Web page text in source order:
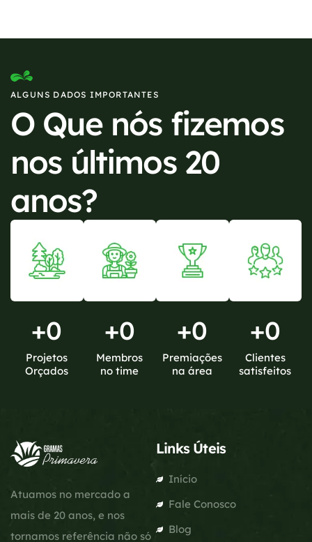
ALGUNS DADOS IMPORTANTES
O Que nós fizemos
nos últimos 20
anos?
+0
Projetos
Orçados
+0
Membros
no time
+0
Premiações
na área
+0
Clientes
satisfeitos
Atuamos no mercado a
mais de 20 anos, e nos
tornamos referência não só
Links Úteis
Início
Fale Conosco
Blog